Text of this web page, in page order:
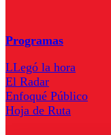
Programas
LLegó la hora
El Radar
Enfoqué Público
Hoja de Ruta